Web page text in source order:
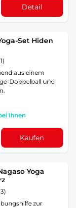
Detail
Set Hiden
aus einem
Doppelball und
Ihnen
Kaufen
Yoga
zur